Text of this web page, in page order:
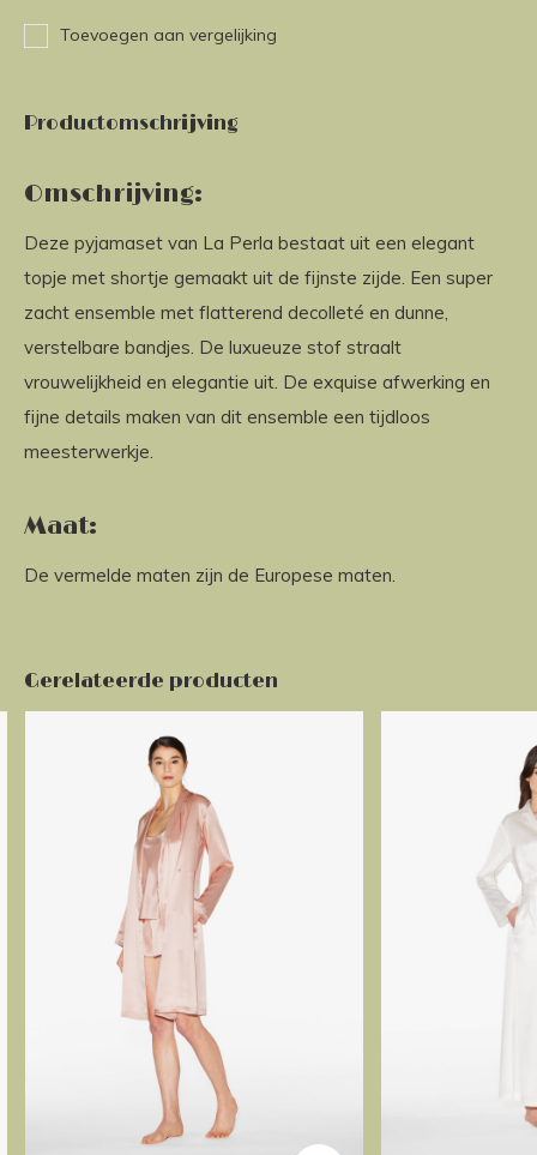
Toevoegen aan vergelijking
Productomschrijving
Omschrijving:
Deze pyjamaset van La Perla bestaat uit een elegant
topje met shortje gemaakt uit de fijnste zijde. Een super
zacht ensemble met flatterend decolleté en dunne,
verstelbare bandjes. De luxueuze stof straalt
vrouwelijkheid en elegantie uit. De exquise afwerking en
fijne details maken van dit ensemble een tijdloos
meesterwerkje.
Maat:
De vermelde maten zijn de Europese maten.
Gerelateerde producten